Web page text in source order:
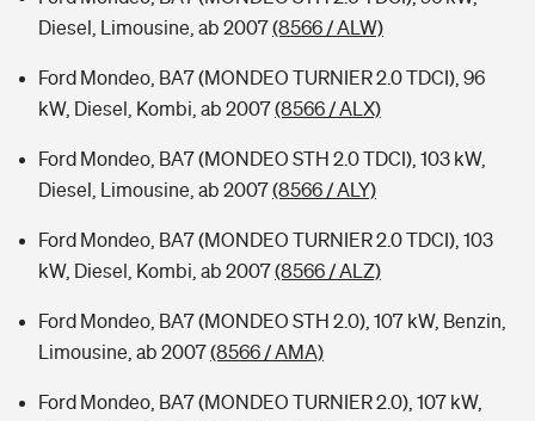
Diesel, Limousine, ab 2007(8566 / ALW)
Ford Mondeo, BA7 (MONDEO TURNIER 2.0 TDCI), 96
kW, Diesel, Kombi, ab 2007(8566 / ALX)
Ford Mondeo, BA7 (MONDEO STH 2.0 TDCI), 103 kW,
Diesel, Limousine, ab 2007(8566 / ALY)
Ford Mondeo, BA7 (MONDEO TURNIER 2.0 TDCI), 103
kW, Diesel, Kombi, ab 2007(8566 / ALZ)
Ford Mondeo, BA7 (MONDEO STH 2.0), 107 kW, Benzin,
Limousine, ab 2007(8566 / AMA)
Ford Mondeo, BA7 (MONDEO TURNIER 2.0), 107 kW,